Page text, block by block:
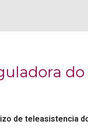
do
de teleasistencia